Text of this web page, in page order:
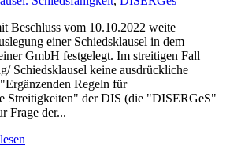
Beschluss vom 10.10.2022 weite
einer Schiedsklausel in dem
GmbH festgelegt. Im streitigen Fall
Schiedsklausel keine ausdrückliche
Regeln für
Streitigkeiten" der DIS (die "DISERGeS"
Frage der...